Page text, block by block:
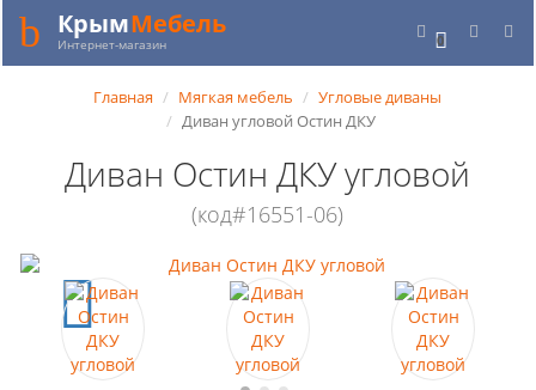
0
КрымМебель
Интернет-магазин
Главная Мягкая мебель
Угловые диваны
Диван угловой Остин ДКУ
Диван Остин ДКУ угловой
(код#16551-06)